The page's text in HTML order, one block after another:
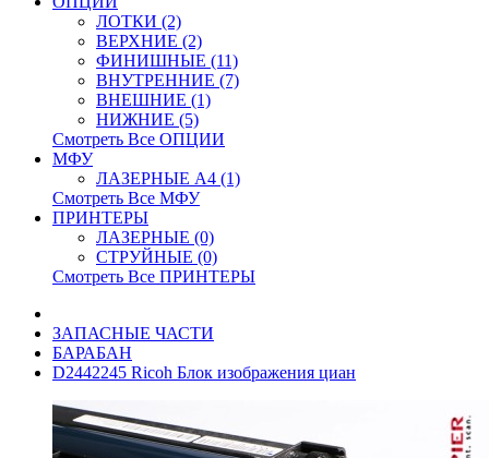
ЛОТКИ (2)
ВЕРХНИЕ (2)
ФИНИШНЫЕ (11)
ВНУТРЕННИЕ (7)
ВНЕШНИЕ (1)
НИЖНИЕ (5)
Смотреть Все ОПЦИИ
МФУ
ЛАЗЕРНЫЕ A4 (1)
Смотреть Все МФУ
ПРИНТЕРЫ
ЛАЗЕРНЫЕ (0)
СТРУЙНЫЕ (0)
Смотреть Все ПРИНТЕРЫ
ЗАПАСНЫЕ ЧАСТИ
БАРАБАН
D2442245 Ricoh Блок изображения циан